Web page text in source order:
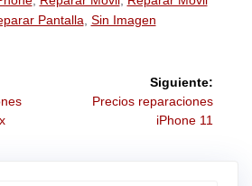
Pantalla, Sin Imagen
Siguiente:
Precios reparaciones
iPhone 11